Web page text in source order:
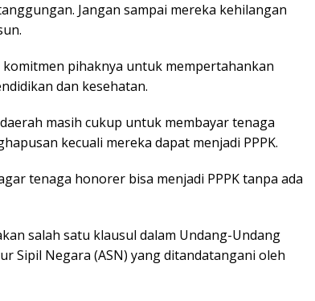
Jangan sampai mereka kehilangan
komitmen pihaknya untuk mempertahankan
dan kesehatan.
masih cukup untuk membayar tenaga
kecuali mereka dapat menjadi PPPK.
tenaga honorer bisa menjadi PPPK tanpa ada
salah satu klausul dalam Undang-Undang
Sipil Negara (ASN) yang ditandatangani oleh